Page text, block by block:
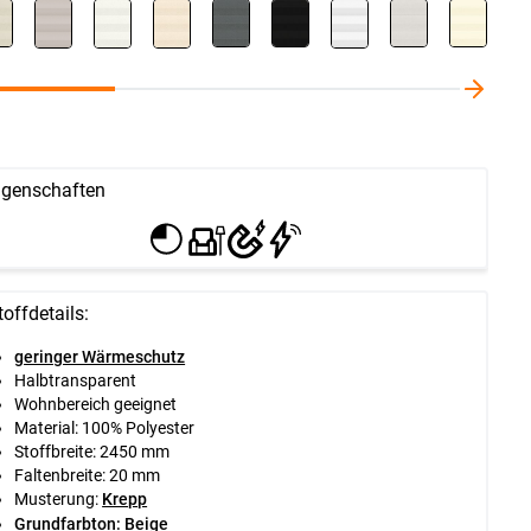
geringer Wärmeschutz
Halbtransparent
Wohnbereich geeignet
Material: 100% Polyester
Stoffbreite: 2450 mm
Faltenbreite: 20 mm
Musterung: Krepp
Grundfarbton: Beige